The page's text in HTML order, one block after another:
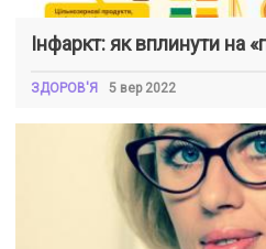
Інфаркт: як вплинути на
ЗДОРОВ'Я 5 вер 2022